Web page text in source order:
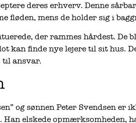
deres erhverv. Denne
fløden, mens de holder sig i
der rammes hårdest. De
kan finde nye lejere til sit hus.
ansvar.
og sønnen Peter Svendsen er
elskede opmærksomheden,